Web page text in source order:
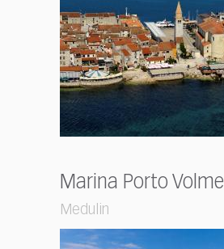
Marina Porto Volme
Medulin